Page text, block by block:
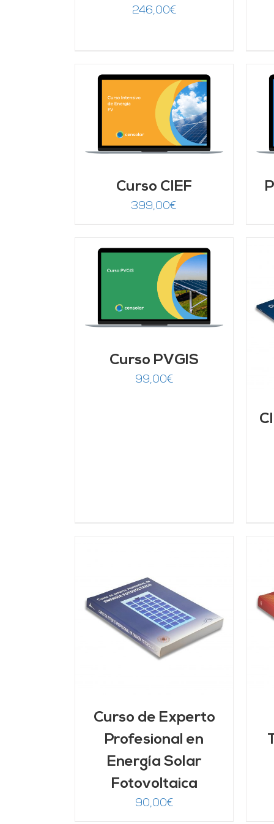
246,00€
Curso CIEF
399,00€
AÑADIR AL CARRITO
DETALLES
Curso PVGIS
99,00€
AÑADIR AL CARRITO
DETALLES
Curso de Experto
Profesional en
Energía Solar
Fotovoltaica
90,00€
AÑADIR AL CARRITO
/
DETALLES